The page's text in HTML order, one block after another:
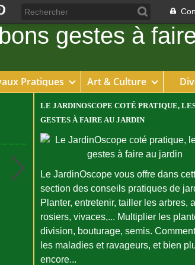
Pratiques Art & Culture
LE JARDINOSCOPE COTÉ PRATIQUE,
GESTES À FAIRE AU JARDIN
Le JardinOscope vous offre dans
section des conseils pratiques de
Planter, entretenir, tailler les arbres,
rosiers, vivaces,... Multiplier les
division, bouturage, semis.
les maladies et ravageurs, et bien
encore...